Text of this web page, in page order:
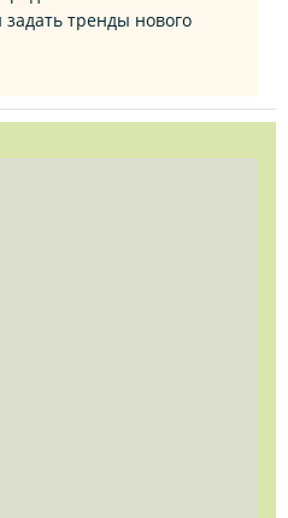
тренды нового